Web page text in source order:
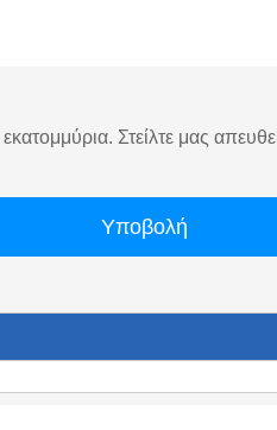
Στείλτε μας